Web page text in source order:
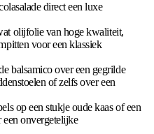
direct een luxe
olijfolie van hoge kwaliteit,
voor een klassiek
balsamico over een gegrilde
of zelfs over een
op een stukje oude kaas of een
een onvergetelijke